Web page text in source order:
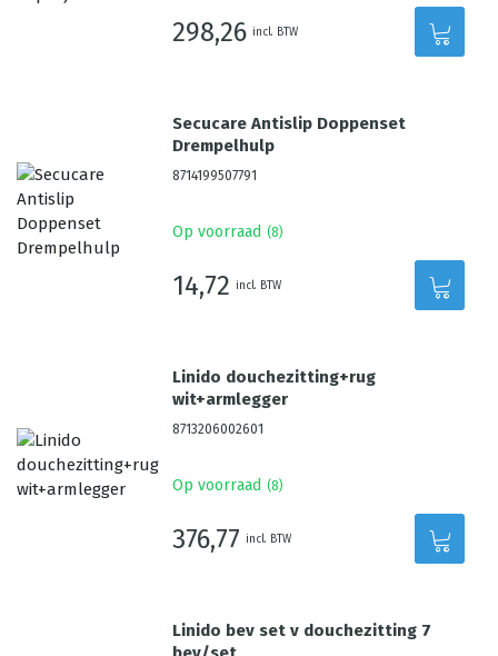
298,26 incl. BTW
Secucare Antislip Doppenset
Drempelhulp
8714199507791
Op voorraad (8)
14,72 incl. BTW
Linido douchezitting+rug
wit+armlegger
8713206002601
Op voorraad (8)
376,77 incl. BTW
Linido bev set v douchezitting 7